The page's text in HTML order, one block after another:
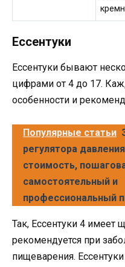
Ессентуки
Ессентуки бывают
цифрами от 4 до 17.
особенности и
Популярные статьи
регулятора
стоимость,
самостоятельный и
профессиональный
Так, Ессентуки 4
рекомендуется при
пищеварения. Ессентуки